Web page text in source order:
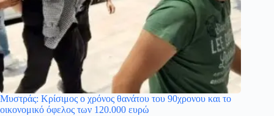
Μυστράς: Κρίσιμος ο χρόνος θανάτου του 90χρονου και το
οικονομικό όφελος των 120.000 ευρώ